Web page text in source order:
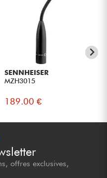
SENNHEISER
MZH3015
189.00 €
offres exclusives,